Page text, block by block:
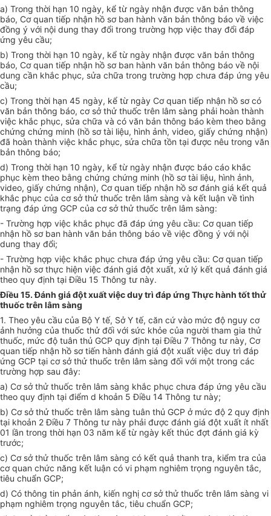
a) Trong thời hạn 10 ngày, kể từ ngày nhận được văn bản thông
báo, Cơ quan tiếp nhận hồ sơ ban hành văn bản thông báo về việc
đồng ý với nội dung thay đổi trong trường hợp việc thay đổi đáp
ứng yêu cầu;
b) Trong thời hạn 10 ngày, kể từ ngày nhận được văn bản thông
báo, Cơ quan tiếp nhận hồ sơ ban hành văn bản thông báo về nội
dung cần khắc phục, sửa chữa trong trường hợp chưa đáp ứng yêu
cầu;
c) Trong thời hạn 45 ngày, kể từ ngày Cơ quan tiếp nhận hồ sơ có
văn bản thông báo, cơ sở thử thuốc trên lâm sàng phải hoàn thành
việc khắc phục, sửa chữa và có văn bản thông báo kèm theo bằng
chứng chứng minh (hồ sơ tài liệu, hình ảnh, video, giấy chứng nhận)
đã hoàn thành việc khắc phục, sửa chữa tồn tại được nêu trong văn
bản thông báo;
d) Trong thời hạn 10 ngày, kể từ ngày nhận được báo cáo khắc
phục kèm theo bằng chứng chứng minh (hồ sơ tài liệu, hình ảnh,
video, giấy chứng nhận), Cơ quan tiếp nhận hồ sơ đánh giá kết quả
khắc phục của cơ sở thử thuốc trên lâm sàng và kết luận về tình
trạng đáp ứng GCP của cơ sở thử thuốc trên lâm sàng:
- Trường hợp việc khắc phục đã đáp ứng yêu cầu: Cơ quan tiếp
nhận hồ sơ ban hành văn bản thông báo về việc đồng ý với nội
dung thay đổi;
- Trường hợp việc khắc phục chưa đáp ứng yêu cầu: Cơ quan tiếp
nhận hồ sơ thực hiện việc đánh giá đột xuất, xử lý kết quả đánh giá
theo quy định tại Điều 15 Thông tư này.
Điều 15. Đánh giá đột xuất việc duy trì đáp ứng Thực hành tốt thử
thuốc trên lâm sàng
1. Theo yêu cầu của Bộ Y tế, Sở Y tế, căn cứ vào mức độ nguy cơ
ảnh hưởng của thuốc thử đối với sức khỏe của người tham gia thử
thuốc, mức độ tuân thủ GCP quy định tại Điều 7 Thông tư này, Cơ
quan tiếp nhận hồ sơ tiến hành đánh giá đột xuất việc duy trì đáp
ứng GCP tại cơ sở thử thuốc trên lâm sàng đối với một trong các
trường hợp sau đây:
a) Cơ sở thử thuốc trên lâm sàng khắc phục chưa đáp ứng yêu cầu
theo quy định tại điểm d khoản 5 Điều 14 Thông tư này;
b) Cơ sở thử thuốc trên lâm sàng tuân thủ GCP ở mức độ 2 quy định
tại khoản 2 Điều 7 Thông tư này phải được đánh giá đột xuất ít nhất
01 lần trong thời hạn 03 năm kể từ ngày kết thúc đợt đánh giá kỳ
trước;
c) Cơ sở thử thuốc trên lâm sàng có kết quả thanh tra, kiểm tra của
cơ quan chức năng kết luận có vi phạm nghiêm trọng nguyên tắc,
tiêu chuẩn GCP;
d) Có thông tin phản ánh, kiến nghị cơ sở thử thuốc trên lâm sàng vi
phạm nghiêm trọng nguyên tắc, tiêu chuẩn GCP;